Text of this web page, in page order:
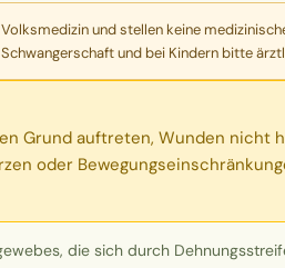
und stellen keine
und bei Kindern bitte
Grund auftreten, Wunden nicht
oder
die sich durch